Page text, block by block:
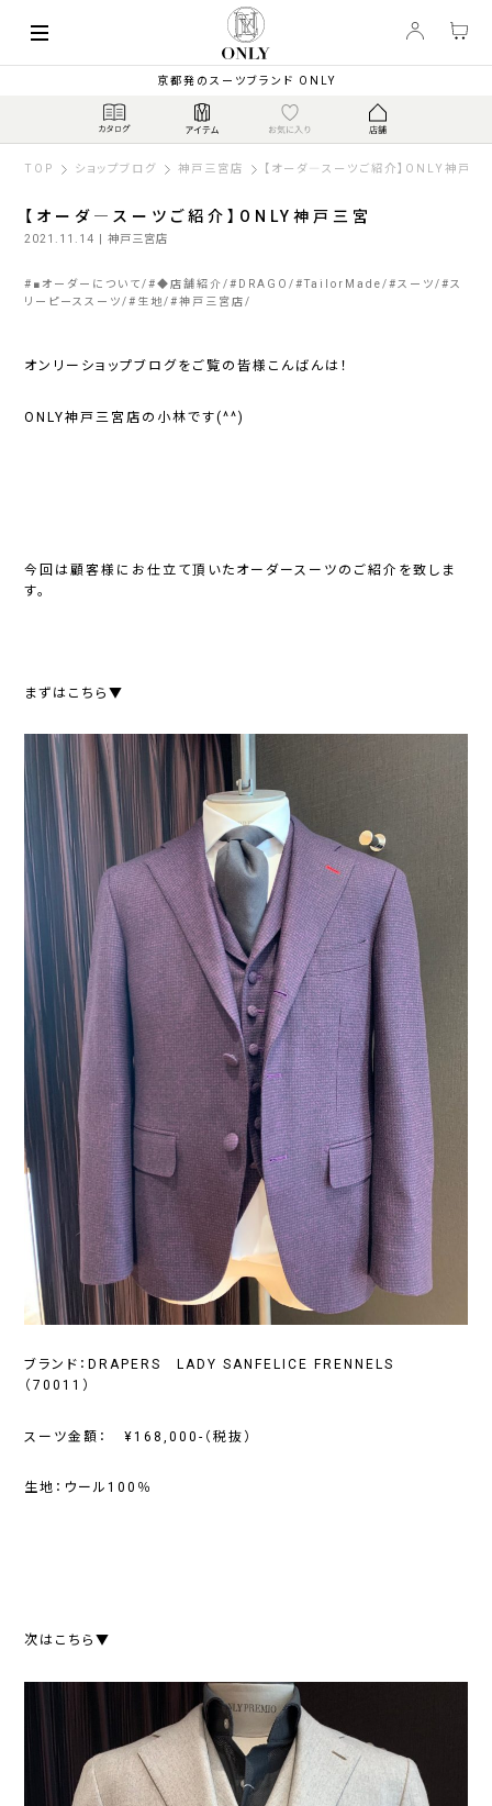
京都発のスーツブランド ONLY
TOP ショップブログ 神戸三宮店 【オーダ―スーツご紹介】ONLY神戸三
【オーダ―スーツご紹介】ONLY神戸三宮
2021.11.14 | 神戸三宮店
# ■オーダーについて #◆店舗紹介 # DRAGO #TailorMade # スーツ # ス
リーピーススーツ # 生地 #神戸三宮店
オンリーショップブログをご覧の皆様こんばんは！
ONLY神戸三宮店の小林です(^^)
今回は顧客様にお仕立て頂いたオーダースーツのご紹介を致しま
す。
まずはこちら▼
ブランド：DRAPERS LADY SANFELICE FRENNELS
（70011）
スーツ金額： ¥168,000-（税抜）
生地：ウール100％
次はこちら▼